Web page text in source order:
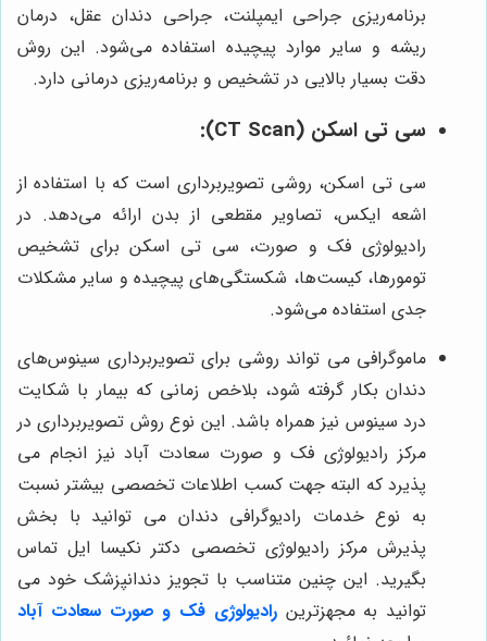
برنامه‌ریزی جراحی ایمپلنت، جراحی دندان عقل، درمان
ریشه و سایر موارد پیچیده استفاده می‌شود. این روش
دقت بسیار بالایی در تشخیص و برنامه‌ریزی درمانی دارد.
سی تی اسکن (CT Scan):
سی تی اسکن، روشی تصویربرداری است که با استفاده از
اشعه ایکس، تصاویر مقطعی از بدن ارائه می‌دهد. در
رادیولوژی فک و صورت، سی تی اسکن برای تشخیص
تومورها، کیست‌ها، شکستگی‌های پیچیده و سایر مشکلات
جدی استفاده می‌شود.
ماموگرافی می تواند روشی برای تصویربرداری سینوس‌های
دندان بکار گرفته شود، بلاخص زمانی که بیمار با شکایت
درد سینوس نیز همراه باشد. این نوع روش تصویربرداری در
مرکز رادیولوژی فک و صورت سعادت آباد نیز انجام می
پذیرد که البته جهت کسب اطلاعات تخصصی بیشتر نسبت
به نوع خدمات رادیوگرافی دندان می توانید با بخش
پذیرش مرکز رادیولوژی تخصصی دکتر نکیسا ایل تماس
بگیرید. این چنین متناسب با تجویز دندانپزشک خود می
توانید به مجهزترینرادیولوژی فک و صورت سعادت آباد